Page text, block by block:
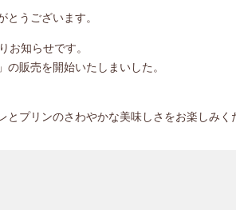
とうございます。
お知らせです。
販売を開始いたしまいした。
とプリンのさわやかな美味しさをお楽しみく